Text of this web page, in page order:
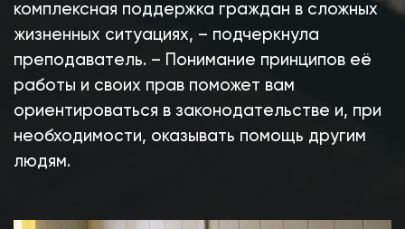
комплексная поддержка граждан в сложных
жизненных ситуациях, – подчеркнула
преподаватель. – Понимание принципов её
работы и своих прав поможет вам
ориентироваться в законодательстве и, при
необходимости, оказывать помощь другим
людям.